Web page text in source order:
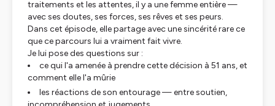
traitements et les attentes, il y a une femme entière —
avec ses doutes, ses forces, ses rêves et ses peurs.
Dans cet épisode, elle partage avec une sincérité rare ce
que ce parcours lui a vraiment fait vivre.
Je lui pose des questions sur :
ce qui l'a amenée à prendre cette décision à 51 ans, et
comment elle l'a mûrie
les réactions de son entourage — entre soutien,